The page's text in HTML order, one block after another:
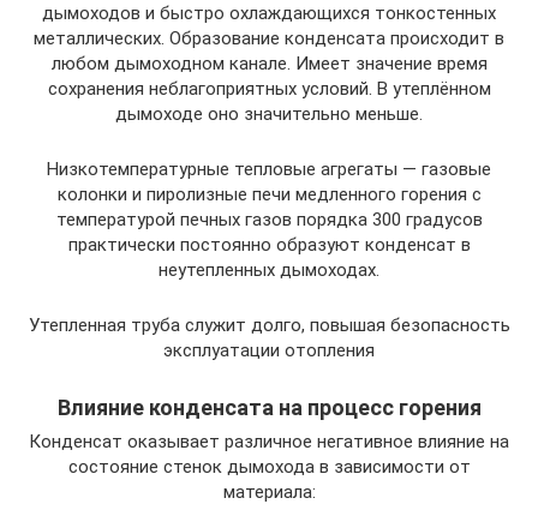
дымоходов и быстро охлаждающихся тонкостенных
металлических. Образование конденсата происходит в
любом дымоходном канале. Имеет значение время
сохранения неблагоприятных условий. В утеплённом
дымоходе оно значительно меньше.
Низкотемпературные тепловые агрегаты — газовые
колонки и пиролизные печи медленного горения с
температурой печных газов порядка 300 градусов
практически постоянно образуют конденсат в
неутепленных дымоходах.
Утепленная труба служит долго, повышая безопасность
эксплуатации отопления
Влияние конденсата на процесс горения
Конденсат оказывает различное негативное влияние на
состояние стенок дымохода в зависимости от
материала: